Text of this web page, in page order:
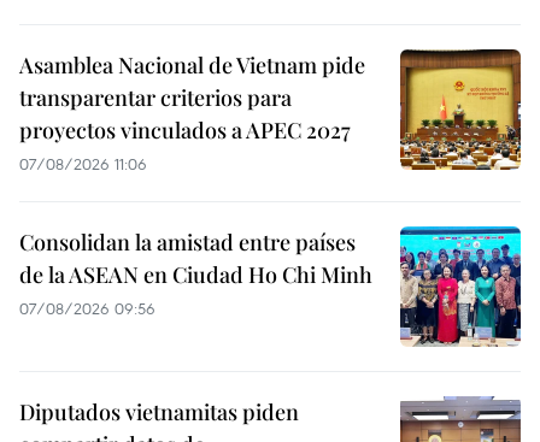
Asamblea Nacional de Vietnam pide
transparentar criterios para
proyectos vinculados a APEC 2027
07/08/2026 11:06
Consolidan la amistad entre países
de la ASEAN en Ciudad Ho Chi Minh
07/08/2026 09:56
Diputados vietnamitas piden